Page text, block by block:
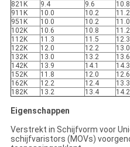
821K
9.4 9.6 10.8
911K
10.0 10.2 11.2
951K
10.0 10.2 11.0
102K
10.6 10.8 11.2
112K
11.3 11.5 12.3
122K
12.0 12.2 13.0
132K
13.0 13.2 13.6
142K
13.9 14.1 14.3
152K
11.8 12.0 12.6
162K
12.2 12.4 13.3
182K
13.2 13.4 14.2
Eigenschappen
Verstrekt in Schijfvorm voor
schijfvaristors (MOVs)